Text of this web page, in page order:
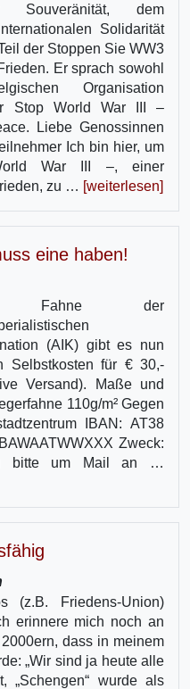
Souveränität, dem
Solidarität
der Stoppen Sie WW3
Er sprach sowohl
Organisation
Stop World War III –
Liebe Genossinnen
Ich bin hier, um
War III –, einer
zu … [weiterlesen]
eine haben!
Fahne der
(AIK) gibt es nun
Selbstkosten für € 30,-
Versand). Maße und
110g/m² Gegen
IBAN: AT38
Zweck:
bitte um Mail an …
(z.B. Friedens-Union)
erinnere mich noch an
dass in meinem
„Wir sind ja heute alle
„Schengen“ wurde als